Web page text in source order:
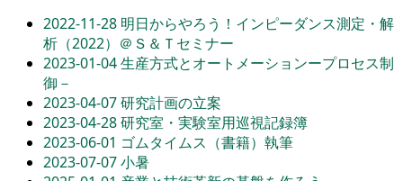
2022-11-28 明日からやろう！インピーダンス測定・解
析（2022）＠Ｓ＆Ｔセミナー
2023-01-04生産方式とオートメーションープロセス制
御－
2023-04-07研究計画の立案
2023-04-28研究室・実験室用巡視記録簿
2023-06-01 ゴムタイムス（書籍）執筆
2023-07-07小暑